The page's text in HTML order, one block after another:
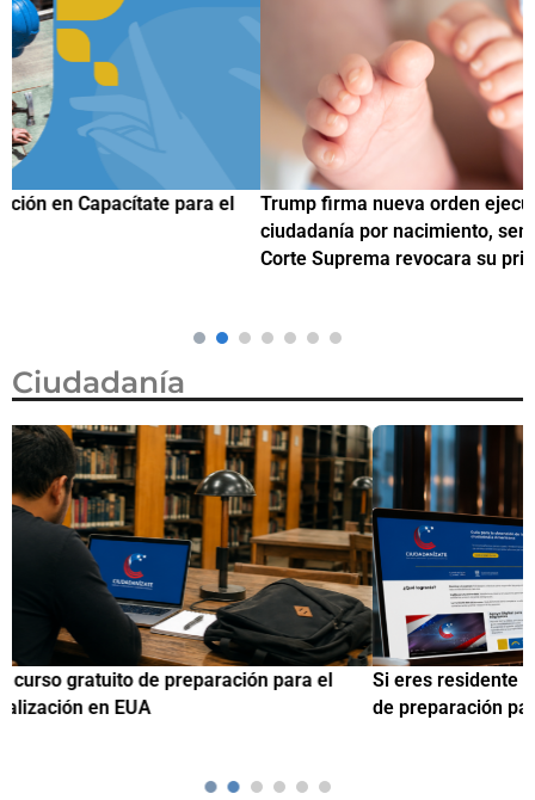
Trump firma nueva orden ejecutiva para restringir la
ciudadanía por nacimiento, semanas después de que la
Corte Suprema revocara su primer intento
Ciudadanía
Si eres residente ingresa a Ciudadanízate, el curso gratuito
de preparación para el examen de naturalización en EUA